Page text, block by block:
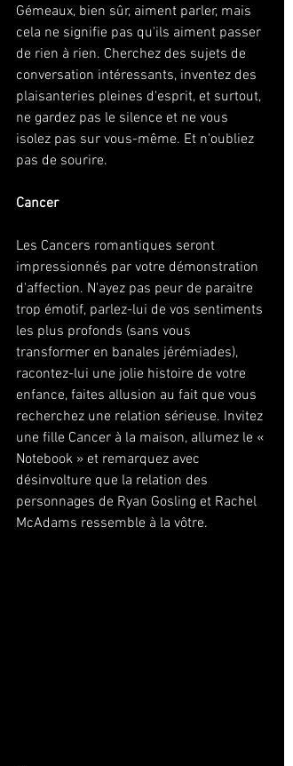
Gémeaux, bien sûr, aiment parler, mais
cela ne signifie pas qu'ils aiment passer
de rien à rien. Cherchez des sujets de
conversation intéressants, inventez des
plaisanteries pleines d'esprit, et surtout,
ne gardez pas le silence et ne vous
isolez pas sur vous-même. Et n'oubliez
pas de sourire.
Cancer
Les Cancers romantiques seront
impressionnés par votre démonstration
d'affection. N'ayez pas peur de paraitre
trop émotif, parlez-lui de vos sentiments
les plus profonds (sans vous
transformer en banales jérémiades),
racontez-lui une jolie histoire de votre
enfance, faites allusion au fait que vous
recherchez une relation sérieuse. Invitez
une fille Cancer à la maison, allumez le «
Notebook » et remarquez avec
désinvolture que la relation des
personnages de Ryan Gosling et Rachel
McAdams ressemble à la vôtre.